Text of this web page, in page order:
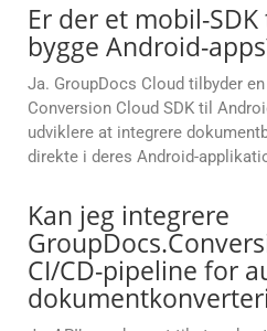
Er der et mobil-
bygge Android-
Ja. GroupDocs Cloud tilbyder
Conversion Cloud SDK til
udviklere at integrere
direkte i deres Android-
Kan jeg integrere
CI/CD-pipeline for